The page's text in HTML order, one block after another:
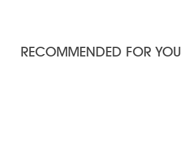
RECOMMENDED FOR YOU